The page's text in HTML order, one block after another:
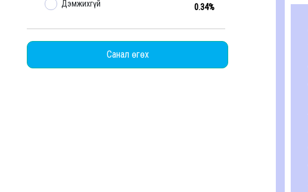
Дэмжихгүй 0.34%
Санал өгөх